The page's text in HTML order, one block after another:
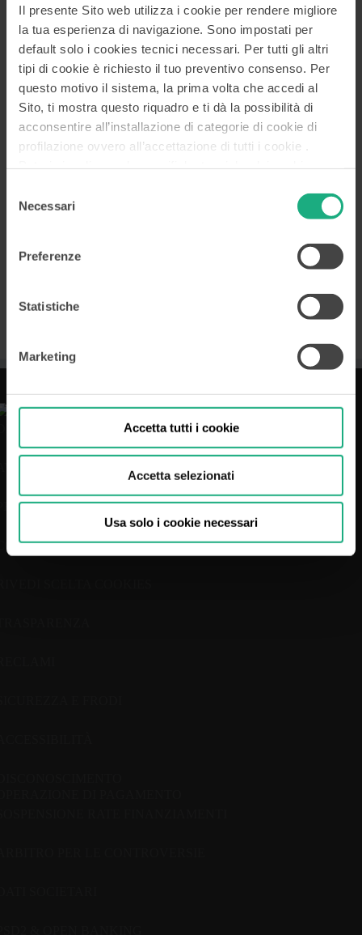
Il presente Sito web utilizza i cookie per rendere migliore
la tua esperienza di navigazione. Sono impostati per
default solo i cookies tecnici necessari. Per tutti gli altri
tipi di cookie è richiesto il tuo preventivo consenso. Per
questo motivo il sistema, la prima volta che accedi al
Sito, ti mostra questo riquadro e ti dà la possibilità di
acconsentire all’installazione di categorie di cookie di
profilazione ovvero all’accettazione di tutti i cookie .
accedendo alla
. Le altre informazioni, i
dati di contatto del Titolare e le modalità per la gestione
in
calce all’Home Page.
delNecessari
Preferenze
Statistiche
Marketing
Accetta tutti i cookie
Accetta selezionati
Usa solo i cookie necessari
concretizzare anche per l’assistenza degli specialisti di
Mediocredito Centrale che in questi mesi si sono mostrati
sempre disponibili e competenti con risposte celeri e
puntuali
”.
SEGUICI
POLICY